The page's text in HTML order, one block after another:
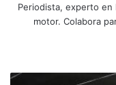
Periodista, experto
motor. Colabora
5